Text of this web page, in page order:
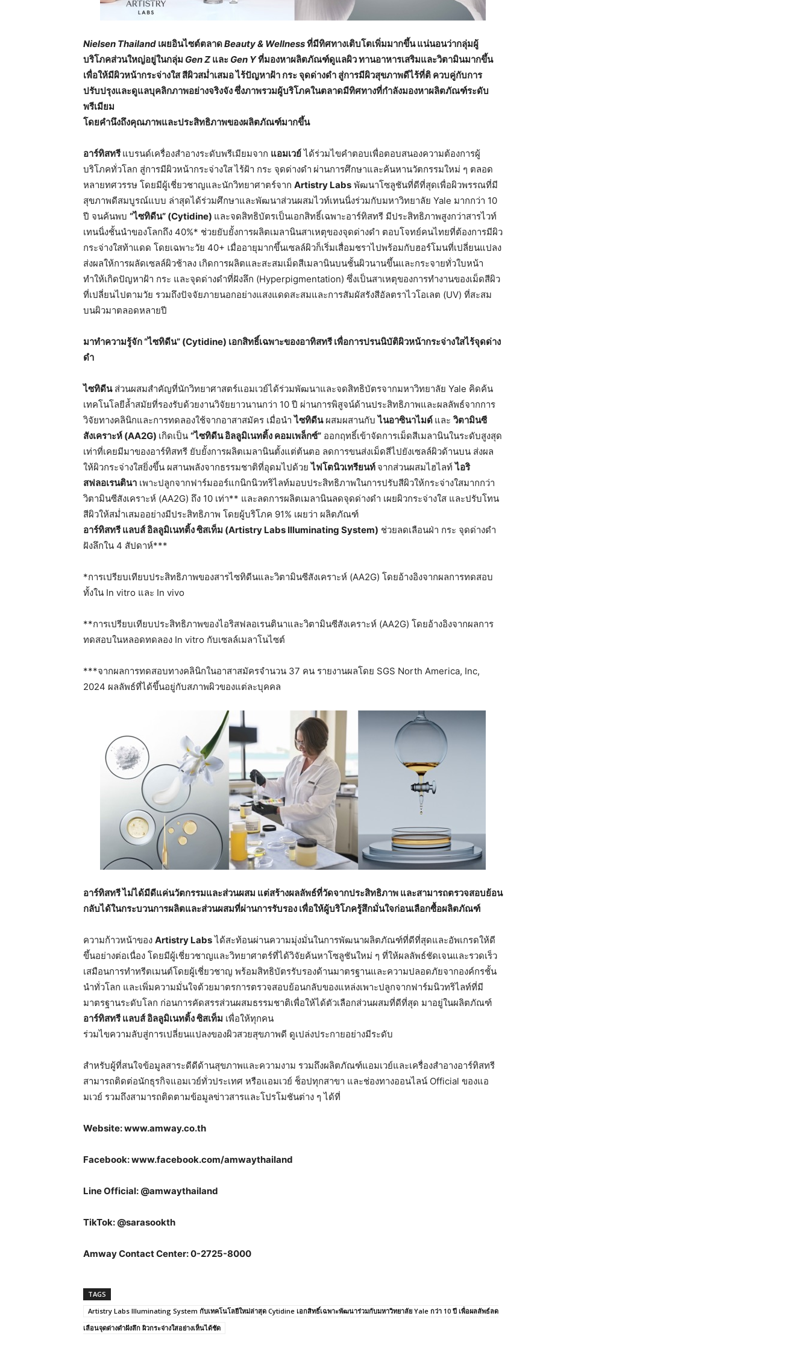
Nielsen Thailand เผยอินไซต์ตลาดBeauty & Wellnessที่มีทิศทางเติบโตเพิ่มมากขึ้น แน่นอนว่ากลุ่มผู้
บริโภคส่วนใหญ่อยู่ในกลุ่ม Gen Zและ Gen Yที่มองหาผลิตภัณฑ์ดูแลผิวทานอาหารเสริมและวิตามินมากขึ้น
เพื่อให้มีผิวหน้ากระจ่างใส สีผิวสม่ำเสมอไร้ปัญหาฝ้า กระจุดด่างดำ สู่การมีผิวสุขภาพดีไร้ที่ติ ควบคู่กับการ
ปรับปรุงและดูแลบุคลิกภาพอย่างจริงจังซึ่งภาพรวมผู้บริโภคในตลาดมีทิศทางที่กำลังมองหาผลิตภัณฑ์ระดับ
พรีเมียม
โดยคำนึงถึงคุณภาพและประสิทธิภาพของผลิตภัณฑ์มากขึ้น
อาร์ทิสทรี แบรนด์เครื่องสำอางระดับพรีเมียมจาก แอมเวย์ได้ร่วมไขคำตอบเพื่อตอบสนองความต้องการผู้
บริโภคทั่วโลก สู่การมีผิวหน้ากระจ่างใสไร้ฝ้า กระ จุดด่างดำ ผ่านการศึกษาและค้นหานวัตกรรมใหม่ ๆ ตลอด
หลายทศวรรษ โดยมีผู้เชี่ยวชาญและนักวิทยาศาตร์จาก Artistry Labs พัฒนาโซลูชันที่ดีที่สุดเพื่อผิวพรรณที่มี
สุขภาพดีสมบูรณ์แบบ ล่าสุดได้ร่วมศึกษาและพัฒนาส่วนผสมไวท์เทนนิ่งร่วมกับมหาวิทยาลัย Yale มากกว่า 10
ปี จนค้นพบ “ไซทิดีน” (Cytidine) และจดสิทธิบัตรเป็นเอกสิทธิ์เฉพาะอาร์ทิสทรี มีประสิทธิภาพสูงกว่าสารไวท์
เทนนิ่งชั้นนำของโลกถึง 40%* ช่วยยับยั้งการผลิตเมลานินสาเหตุของจุดด่างดำ ตอบโจทย์คนไทยที่ต้องการมีผิว
กระจ่างใสท้าแดด โดยเฉพาะวัย 40+ เมื่ออายุมากขึ้นเซลล์ผิวก็เริ่มเสื่อมชราไปพร้อมกับฮอร์โมนที่เปลี่ยนแปลง
ส่งผลให้การผลัดเซลล์ผิวช้าลง เกิดการผลิตและสะสมเม็ดสีเมลานินบนชั้นผิวนานขึ้นและกระจายทั่วใบหน้า
ทำให้เกิดปัญหาฝ้า กระ และจุดด่างดำที่ฝังลึก (Hyperpigmentation) ซึ่งเป็นสาเหตุของการทำงานของเม็ดสีผิว
ที่เปลี่ยนไปตามวัย รวมถึงปัจจัยภายนอกอย่างแสงแดดสะสมและการสัมผัสรังสีอัลตราไวโอเลต (UV) ที่สะสม
บนผิวมาตลอดหลายปี
มาทำความรู้จัก“ไซทิดีน” (Cytidine) เอกสิทธิ์เฉพาะของอาทิสทรี เพื่อการปรนนิบัติผิวหน้ากระจ่างใสไร้จุดด่าง
ดำ
ไซทิดีนส่วนผสมสำคัญที่นักวิทยาศาสตร์แอมเวย์ได้ร่วมพัฒนาและจดสิทธิบัตรจากมหาวิทยาลัย Yale คิดค้น
เทคโนโลยีล้ำสมัยที่รองรับด้วยงานวิจัยยาวนานกว่า 10 ปี ผ่านการพิสูจน์ด้านประสิทธิภาพและผลลัพธ์จากการ
วิจัยทางคลินิกและการทดลองใช้จากอาสาสมัคร เมื่อนำไซทิดีนผสมผสานกับไนอาซินาไมด์ และวิตามินซี
สังเคราะห์ (AA2G) เกิดเป็น “ไซทิดีนอิลลูมิเนทติ้ง คอมเพล็กซ์” ออกฤทธิ์เข้าจัดการเม็ดสีเมลานินในระดับสูงสุด
เท่าที่เคยมีมาของอาร์ทิสทรี ยับยั้งการผลิตเมลานินตั้งแต่ต้นตอ ลดการขนส่งเม็ดสีไปยังเซลล์ผิวด้านบน ส่งผล
ให้ผิวกระจ่างใสยิ่งขึ้น ผสานพลังจากธรรมชาติที่อุดมไปด้วยไฟโตนิวเทรียนท์ จากส่วนผสมไฮไลท์ไอริ
สฟลอเรนตินา เพาะปลูกจากฟาร์มออร์แกนิกนิวทริไลท์มอบประสิทธิภาพในการปรับสีผิวให้กระจ่างใสมากกว่า
วิตามินซีสังเคราะห์ (AA2G) ถึง 10 เท่า** และลดการผลิตเมลานินลดจุดด่างดำ เผยผิวกระจ่างใส และปรับโทน
สีผิวให้สม่ำเสมออย่างมีประสิทธิภาพ โดยผู้บริโภค 91% เผยว่า ผลิตภัณฑ์
อาร์ทิสทรี แลบส์อิลลูมิเนทติ้งซิสเท็ม (Artistry Labs Illuminating System) ช่วยลดเลือนฝ่า กระ จุดด่างดำ
ฝังลึกใน 4 สัปดาห์***
*การเปรียบเทียบประสิทธิภาพของสารไซทิดีนและวิตามินซีสังเคราะห์ (AA2G) โดยอ้างอิงจากผลการทดสอบ
ทั้งใน In vitro และ In vivo
**การเปรียบเทียบประสิทธิภาพของไอริสฟลอเรนตินาและวิตามินซีสังเคราะห์ (AA2G) โดยอ้างอิงจากผลการ
ทดสอบในหลอดทดลอง In vitro กับเซลล์เมลาโนไซต์
***จากผลการทดสอบทางคลินิกในอาสาสมัครจำนวน 37 คน รายงานผลโดย SGS North America, Inc,
2024 ผลลัพธ์ที่ได้ขึ้นอยู่กับสภาพผิวของแต่ละบุคคล
อาร์ทิสทรีไม่ได้มีดีแค่นวัตกรรมและส่วนผสม แต่สร้างผลลัพธ์ที่วัดจากประสิทธิภาพ และสามารถตรวจสอบย้อน
กลับได้ในกระบวนการผลิตและส่วนผสมที่ผ่านการรับรอง เพื่อให้ผู้บริโภครู้สึกมั่นใจก่อนเลือกซื้อผลิตภัณฑ์
ความก้าวหน้าของ Artistry Labsได้สะท้อนผ่านความมุ่งมั่นในการพัฒนาผลิตภัณฑ์ที่ดีที่สุดและอัพเกรดให้ดี
ขึ้นอย่างต่อเนื่อง โดยมีผู้เชี่ยวชาญและวิทยาศาตร์ที่ได้วิจัยค้นหาโซลูชันใหม่ ๆ ที่ให้ผลลัพธ์ชัดเจนและรวดเร็ว
เสมือนการทำทรีตเมนต์โดยผู้เชี่ยวชาญ พร้อมสิทธิบัตรรับรองด้านมาตรฐานและความปลอดภัยจากองค์กรชั้น
นำทั่วโลก และเพิ่มความมั่นใจด้วยมาตรการตรวจสอบย้อนกลับของแหล่งเพาะปลูกจากฟาร์มนิวทริไลท์ที่มี
มาตรฐานระดับโลก ก่อนการคัดสรรส่วนผสมธรรมชาติเพื่อให้ได้ตัวเลือกส่วนผสมที่ดีที่สุด มาอยู่ในผลิตภัณฑ์
อาร์ทิสทรี แลบส์อิลลูมิเนทติ้งซิสเท็ม เพื่อให้ทุกคน
ร่วมไขความลับสู่การเปลี่ยนแปลงของผิวสวยสุขภาพดี ดูเปล่งประกายอย่างมีระดับ
สำหรับผู้ที่สนใจข้อมูลสาระดีดีด้านสุขภาพและความงาม รวมถึงผลิตภัณฑ์แอมเวย์และเครื่องสำอางอาร์ทิสทรี
สามารถติดต่อนักธุรกิจแอมเวย์ทั่วประเทศ หรือแอมเวย์ ช็อปทุกสาขา และช่องทางออนไลน์ Official ของแอ
มเวย์ รวมถึงสามารถติดตามข้อมูลข่าวสารและโปรโมชันต่าง ๆ ได้ที่
Website: www.amway.co.th
Facebook: www.facebook.com/amwaythailand
Line Official: @amwaythailand
TikTok: @sarasookth
Amway Contact Center: 0-2725-8000
TAGS
Artistry Labs Illuminating System กับเทคโนโลยีใหม่ล่าสุด Cytidine เอกสิทธิ์เฉพาะพัฒนาร่วมกับมหาวิทยาลัย Yale กว่า 10 ปี เพื่อผลลัพธ์ลด
เลือนจุดด่างดำฝังลึก ผิวกระจ่างใสอย่างเห็นได้ชัด